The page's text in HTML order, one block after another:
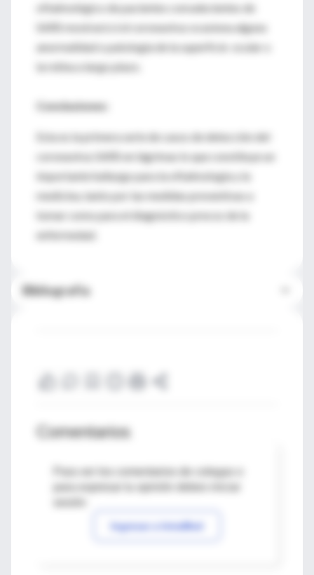
oftalmológico de pacientes convalecientes de
SARS mostrará si el coronavirus ocasiona alguna
anormalidad o patología de la superficie ocular o
la retina a largo plazo.
Conclusiones:
Esta es la primera serie de casos de detección del
coronavirus SARS en lágrimas lo que constituye un
importante hallazgo para la oftalmología y la
medicina, tanto por las medidas preventivas a
tomar como para el diagnóstico precoz de la
enfermedad.
Bibliografía
Comentarios
Para ver los comentarios de colegas o
Ingresar a IntraMed